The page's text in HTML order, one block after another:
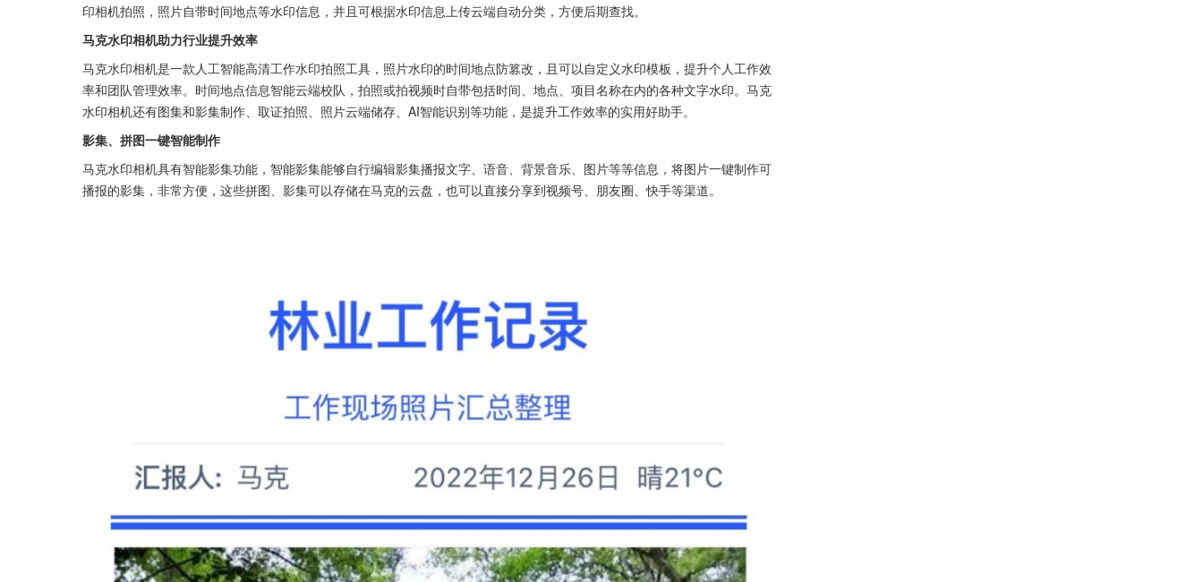
印相机拍照，照片自带时间地点等水印信息，并且可根据水印信息上传云端自动分类，方便后期查找。
马克水印相机助力行业提升效率
马克水印相机是一款人工智能高清工作水印拍照工具，照片水印的时间地点防篡改，且可以自定义水印模板，提升个人工作效
率和团队管理效率。时间地点信息智能云端校队，拍照或拍视频时自带包括时间、地点、项目名称在内的各种文字水印。马克
水印相机还有图集和影集制作、取证拍照、照片云端储存、AI智能识别等功能，是提升工作效率的实用好助手。
影集、拼图一键智能制作
马克水印相机具有智能影集功能，智能影集能够自行编辑影集播报文字、语音、背景音乐、图片等等信息，将图片一键制作可
播报的影集，非常方便，这些拼图、影集可以存储在马克的云盘，也可以直接分享到视频号、朋友圈、快手等渠道。